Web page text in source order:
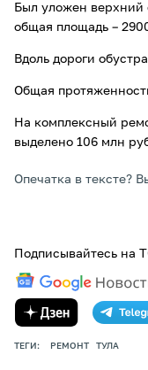
Был уложен верхний
общая площадь –
Вдоль дороги
Общая
На комплексный
выделено 106 млн
Опечатка в тексте?
Подписывайтесь на
ТЕГИ: РЕМОНТ ТУЛА